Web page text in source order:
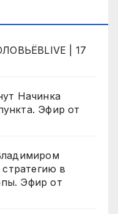
| 17
Начинка
Эфир от
в
Эфир от